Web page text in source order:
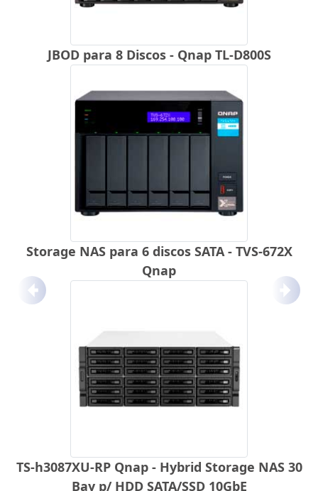
JBOD para 8 Discos - Qnap TL-D800S
Storage NAS para 6 discos SATA - TVS-672X
Qnap
TS-h3087XU-RP Qnap - Hybrid Storage NAS 30
Bay p/ HDD SATA/SSD 10GbE
Anterior